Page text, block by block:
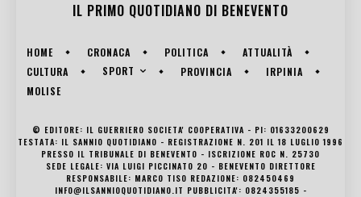
IL PRIMO QUOTIDIANO DI BENEVENTO
HOME CRONACA POLITICA
ATTUALITÀ
CULTURA
SPORT PROVINCIA
IRPINIA
MOLISE
© EDITORE: IL GUERRIERO SOCIETA' COOPERATIVA - PI: 01633200629
TESTATA: IL SANNIO QUOTIDIANO - REGISTRAZIONE N. 201 IL 18 LUGLIO 1996
PRESSO IL TRIBUNALE DI BENEVENTO - ISCRIZIONE ROC N. 25730
SEDE LEGALE: VIA LUIGI PICCINATO 20 - BENEVENTO DIRETTORE
RESPONSABILE: MARCO TISO REDAZIONE: 082450469
INFO@ILSANNIOQUOTIDIANO.IT PUBBLICITA': 0824355185 -